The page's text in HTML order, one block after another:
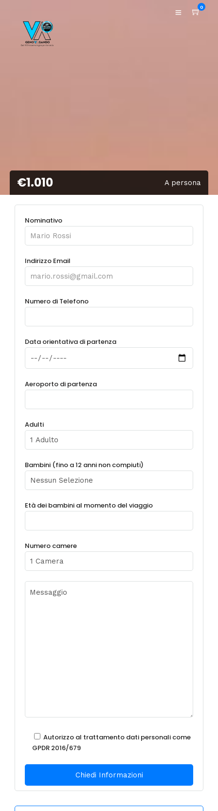
0
€1.010 A persona
Nominativo
Indirizzo Email
Numero di Telefono
Data orientativa di partenza
Aeroporto di partenza
Adulti
Bambini (fino a 12 anni non compiuti)
Età dei bambini al momento del viaggio
Numero camere
Autorizzo al trattamento dati personali come
GPDR 2016/679